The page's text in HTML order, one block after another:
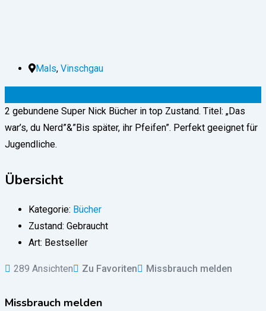
Mals, Vinschgau
2 gebundene Super Nick Bücher in top Zustand. Titel: „Das
war’s, du Nerd”&”Bis später, ihr Pfeifen”. Perfekt geeignet für
Jugendliche.
Übersicht
Kategorie: Bücher
Zustand: Gebraucht
Art: Bestseller
289 Ansichten Zu Favoriten Missbrauch melden
Missbrauch melden